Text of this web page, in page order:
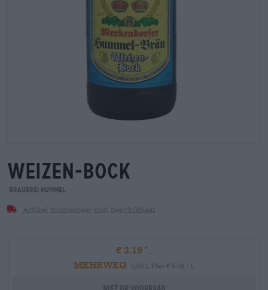
weizen-bock
Brauerei Hummel
Artikel momenteel niet beschikbaar
€ 3,19
MEHRWEG
0,50 L Fles € 5,68 / L